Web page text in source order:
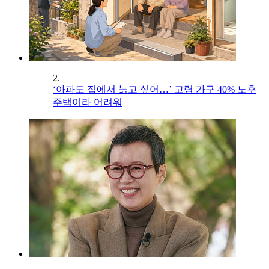
2.
‘아파도 집에서 늙고 싶어…’ 고령 가구 40% 노후
주택이라 어려워